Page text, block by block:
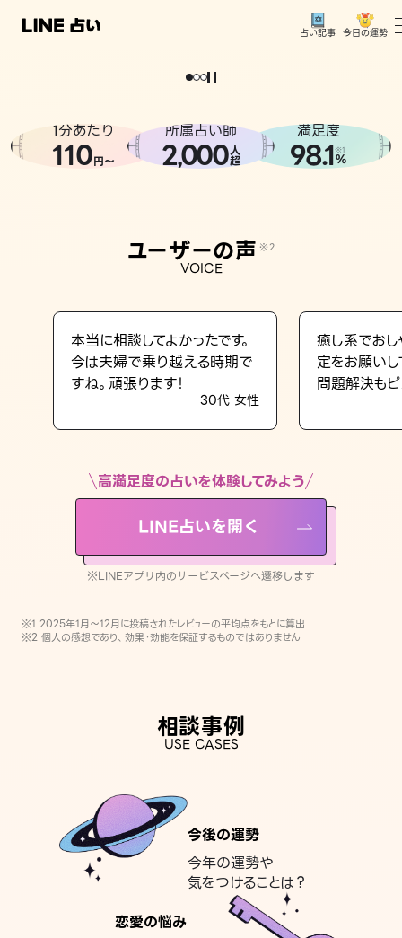
占い記事 今日の運勢
相談事例
LINE占いを開く
※LINEアプリ内のサービスページへ遷移します
どうせなら
。
1分あたり
110円〜
所属占い師
2,000人
超
満足度
98.1※1
%
ユーザーの声 ※2
VOICE
本当に相談してよかったです。
今は夫婦で乗り越える時期で
すね。頑張ります！
30代 女性
癒し系でおし
定をお願い
問題解決もピ
高満足度の占いを体験してみよう
LINE占いを開く
※LINEアプリ内のサービスページへ遷移します
※1 2025年1月〜12月に投稿されたレビューの平均点をもとに算出
※2 個人の感想であり、効果・効能を保証するものではありません
相談事例
USE CASES
今後の運勢
今年の運勢や
気をつけることは？
恋愛の悩み